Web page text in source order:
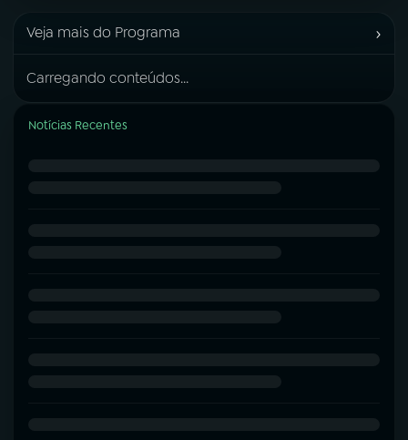
Veja mais do Programa ›
Carregando conteúdos...
Notícias Recentes